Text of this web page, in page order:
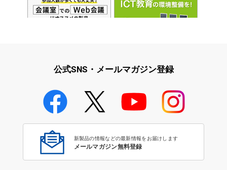
オフィス・学校向け
公式SNS・メールマガジン登録
新製品の情報などの最新情報をお届けします
メールマガジン無料登録